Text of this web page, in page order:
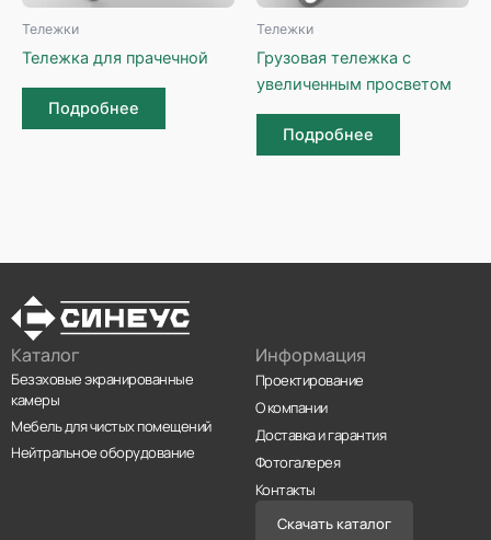
Тележки
Тележка для прачечной
Подробнее
Тележки
Грузовая тележка с
увеличенным просветом
Подробнее
Каталог
Безэховые экранированные
камеры
Мебель для чистых помещений
Нейтральное оборудование
Информация
Проектирование
О компании
Доставка и гарантия
Фотогалерея
Контакты
Скачать каталог